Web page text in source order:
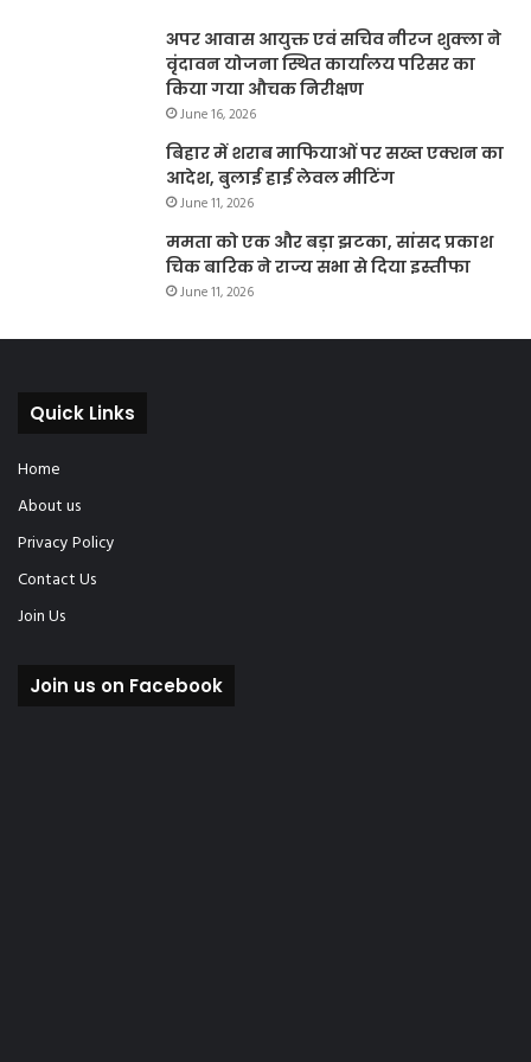
अपर आवास आयुक्त एवं सचिव नीरज शुक्ला ने
वृंदावन योजना स्थित कार्यालय परिसर का
किया गया औचक निरीक्षण
June 16, 2026
बिहार में शराब माफियाओं पर सख्त एक्शन का
आदेश, बुलाई हाई लेवल मीटिंग
June 11, 2026
ममता को एक और बड़ा झटका, सांसद प्रकाश
चिक बारिक ने राज्य सभा से दिया इस्तीफा
June 11, 2026
Quick Links
Home
About us
Privacy Policy
Contact Us
Join Us
Join us on Facebook